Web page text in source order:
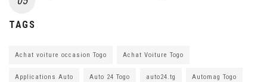
TAGS
Achat voiture occasion Togo Achat Voiture Togo
Applications Auto Auto 24 Togo auto24.tg Automag Togo